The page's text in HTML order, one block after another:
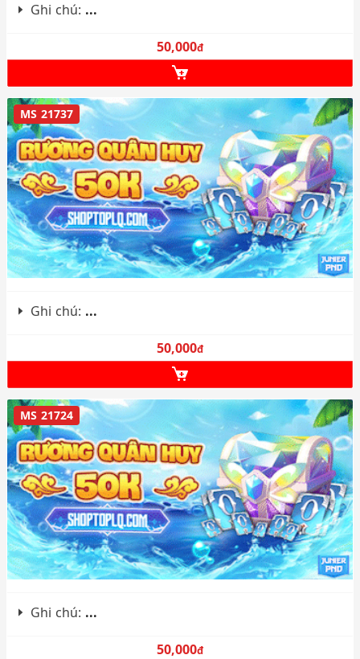
Ghi chú: ...
50,000đ
MS 21737
Ghi chú: ...
50,000đ
MS 21724
Ghi chú: ...
50,000đ